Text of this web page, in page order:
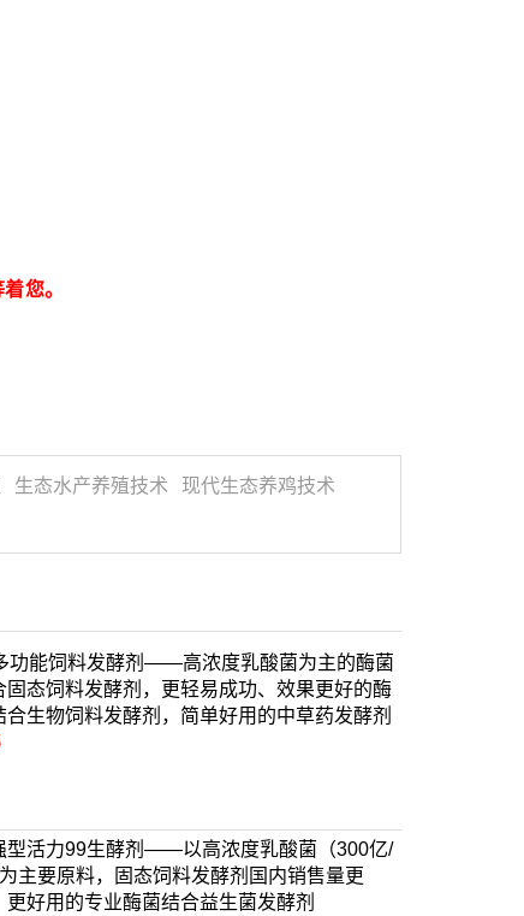
您。
生态水产养殖技术
现代生态养鸡技术
功能饲料发酵剂——高浓度乳酸菌为主的酶菌
固态饲料发酵剂，更轻易成功、效果更好的酶
合生物饲料发酵剂，简单好用的中草药发酵剂
型活力99生酵剂——以高浓度乳酸菌（300亿/
主要原料，固态饲料发酵剂国内销售量更
更好用的专业酶菌结合益生菌发酵剂